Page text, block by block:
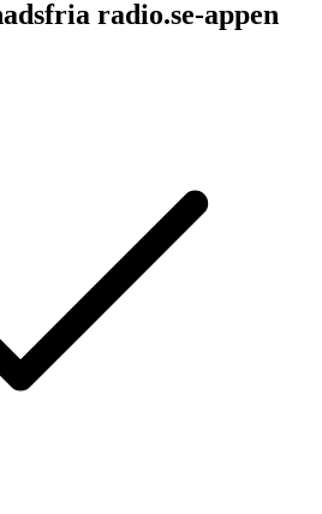
radio.se-appen